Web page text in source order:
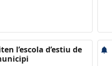
l’escola d’estiu de